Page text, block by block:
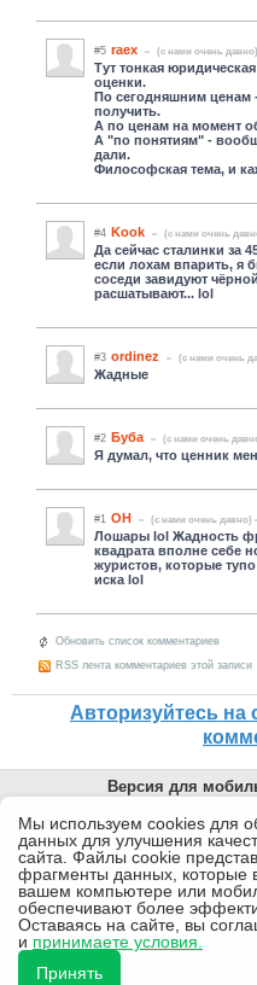
#5 raex (c нами очень давно)
Тут тонкая
оценки.
По сегодняшним ценам -
получить.
А по ценам на момент
А "по понятиям" -
дали.
Философская тема, и
#4 Kook (c нами очень
Да сейчас сталинки за
если лохам впарить, я
соседи завидуют
расшатывают... lol
#3 ordinez (c нами очень
Жадные
#2 Буба (c нами очень
Я думал, что ценник
#1 ОН (c нами очень давно)
Лошары lol Жадность
квадрата вполне себе
журистов, которые
иска lol
Обновить список комментариев
RSS лента комментариев этой записи
Авторизуйтесь на
Версия для
© 2026
Joomla!is Free Software
Mobile
СИ "Информационное агентство "Беломорканал" регистрационный номер ЭЛ
массовых коммуникаций (Роскомнадзор). Учредитель: ООО "ТВ29". Главный
Беломорканал - новостной сайт Архангельской области: новости
Мы используем cookies для
данных для улучшения
сайта. Файлы cookie
фрагменты данных, которые
вашем компьютере или
обеспечивают более
Оставаясь на сайте, вы
и принимаете условия.
Принять